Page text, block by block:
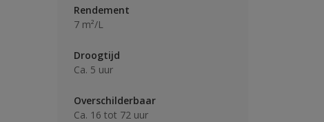
Rendement
7 m²/L
Droogtijd
Ca. 5 uur
Overschilderbaar
Ca. 16 tot 72 uur